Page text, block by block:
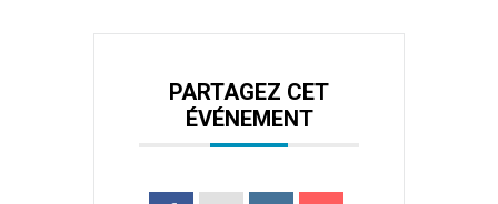
PARTAGEZ CET
ÉVÉNEMENT